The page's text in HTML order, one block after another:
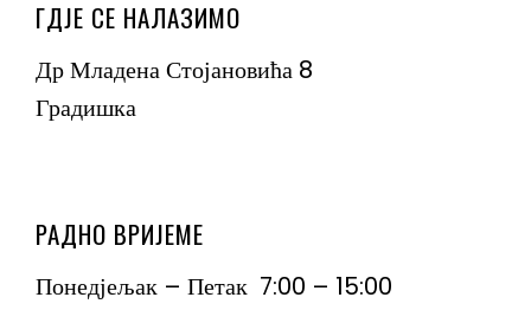
ГДЈЕ СЕ НАЛАЗИМО
Др Младена Стојановића 8
Градишка
РАДНО ВРИЈЕМЕ
Понедјељак – Петак 7:00 – 15:00